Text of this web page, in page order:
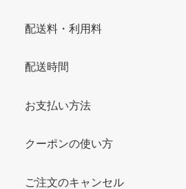
配送料・利用料
配送時間
お支払い方法
クーポンの使い方
ご注文のキャンセル